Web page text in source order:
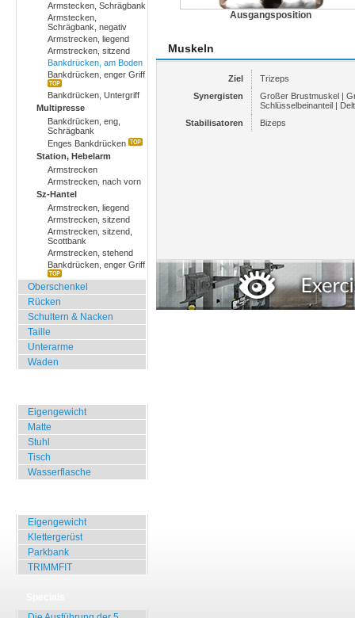
Armstecken, Schrägbank
Armstecken,
Schrägbank, negativ
Armstrecken, liegend
Armstrecken, sitzend
Bankdrücken, am Boden
Bankdrücken, enger Griff
Bankdrücken, Untergriff
Multipresse
Bankdrücken, eng,
Schrägbank
Enges Bankdrücken
Station, Hebelarm
Armstrecken
Armstrecken, nach vorn
Sz-Hantel
Armstrecken, liegend
Armstrecken, sitzend
Armstrecken, sitzend,
Scottbank
Armstrecken, stehend
Bankdrücken, enger Griff
Oberschenkel
Rücken
Schultern & Nacken
Taille
Unterarme
Waden
Eigengewicht
Matte
Stuhl
Tisch
Wasserflasche
Eigengewicht
Klettergerüst
Parkbank
TRIMMFIT
Ausgangsposition
Muskeln
Ziel
Trizeps
Synergisten
Großer Brustmuskel |
Schlüsselbeinanteil |
Stabilisatoren
Bizeps